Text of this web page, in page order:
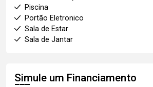
Piscina
Portão Eletronico
Sala de Estar
Sala de Jantar
Simule um Financiamento